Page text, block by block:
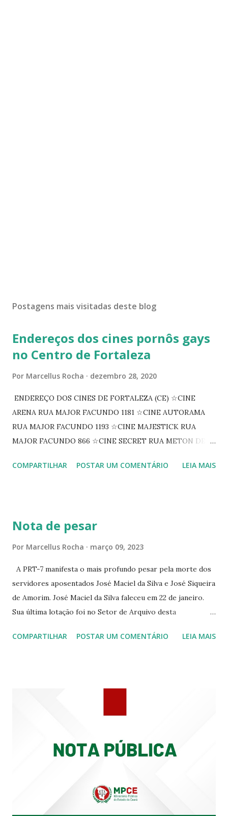
Postagens mais visitadas deste blog
Endereços dos cines pornôs gays
no Centro de Fortaleza
Por Marcellus Rocha dezembro 28, 2020
ENDEREÇO DOS CINES DE FORTALEZA (CE) ☆CINE
ARENA RUA MAJOR FACUNDO 1181 ☆CINE AUTORAMA
RUA MAJOR FACUNDO 1193 ☆CINE MAJESTICK RUA
MAJOR FACUNDO 866 ☆CINE SECRET RUA METON DE
PEIXOTO 1307 ☆CINE IRIS RUA FLORIANO PEIXOTO 1206
☆CINE VIP CLUBE RUA 24 DE MAIO 825 ☆CINE ECLIPSE
COMPARTILHAR POSTAR UM COMENTÁRIO LEIA MAIS
Nota de pesar
Por Marcellus Rocha março 09, 2023
A PRT-7 manifesta o mais profundo pesar pela morte dos
servidores aposentados José Maciel da Silva e José Siqueira
de Amorim. José Maciel da Silva faleceu em 22 de janeiro.
Sua última lotação foi no Setor de Arquivo desta
Siqueira Amorim faleceu em 28 de fevereiro e encerrou a
COMPARTILHAR POSTAR UM COMENTÁRIO LEIA MAIS